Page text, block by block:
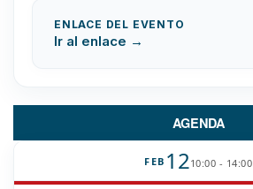
ENLACE DEL EVENTO
Ir al enlace →
AGENDA
FEB 1210:00 - 14:00